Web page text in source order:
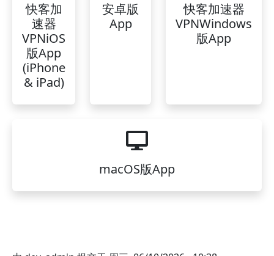
快客加
速器
VPNiOS
版App
(iPhone
& iPad)
安卓版
App
快客加速器
VPNWindows
版App
macOS版App